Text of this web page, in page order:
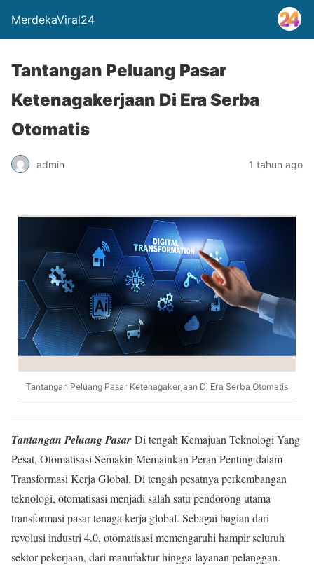
MerdekaViral24
Tantangan Peluang Pasar
Ketenagakerjaan Di Era Serba
Otomatis
admin 1 tahun ago
Tantangan Peluang Pasar Ketenagakerjaan Di Era Serba Otomatis
Tantangan Peluang Pasar Di tengah Kemajuan Teknologi Yang
Pesat, Otomatisasi Semakin Memainkan Peran Penting dalam
Transformasi Kerja Global. Di tengah pesatnya perkembangan
teknologi, otomatisasi menjadi salah satu pendorong utama
transformasi pasar tenaga kerja global. Sebagai bagian dari
revolusi industri 4.0, otomatisasi memengaruhi hampir seluruh
sektor pekerjaan, dari manufaktur hingga layanan pelanggan.